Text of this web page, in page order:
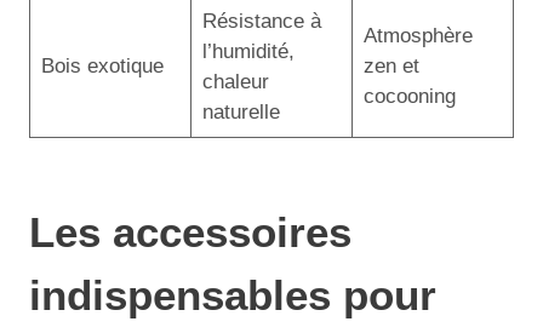
Bois exotique
Résistance à
l’humidité,
chaleur
naturelle
Atmosphère
zen et
cocooning
Les accessoires
indispensables pour